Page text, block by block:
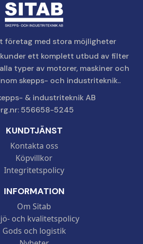
företag med stora möjligheter
ett komplett utbud av filter
typer av motorer, maskiner och
skepps- och industriteknik..
& industriteknik AB
556658-5245
KUNDTJÄNST
Kontakta oss
Köpvillkor
Integritetspolicy
INFORMATION
Om Sitab
och kvalitetspolicy
Gods och logistik